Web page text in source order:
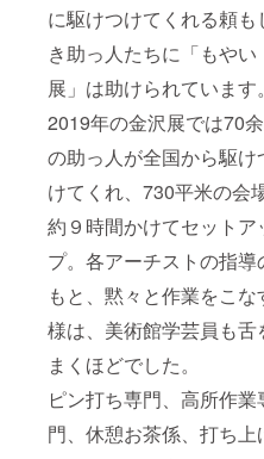
に駆けつけてくれる頼も
き助っ人たちに「もやい
展」は助けられています。
2019年の金沢展では70
の助っ人が全国から駆け
けてくれ、730平米の会
約９時間かけてセットア
プ。各アーチストの指導
もと、黙々と作業をこな
様は、美術館学芸員も舌
まくほどでした。
ピン打ち専門、高所作業
門、休憩お茶係、打ち上